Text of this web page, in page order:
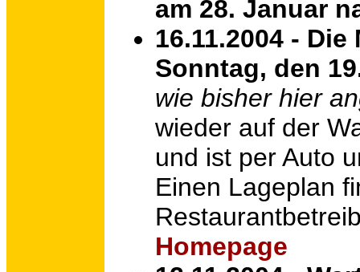
am 28. Januar
16.11.2004 -
Sonntag, den
wie bisher hier
wieder auf der
und ist per Auto
Einen Lageplan
Homepage